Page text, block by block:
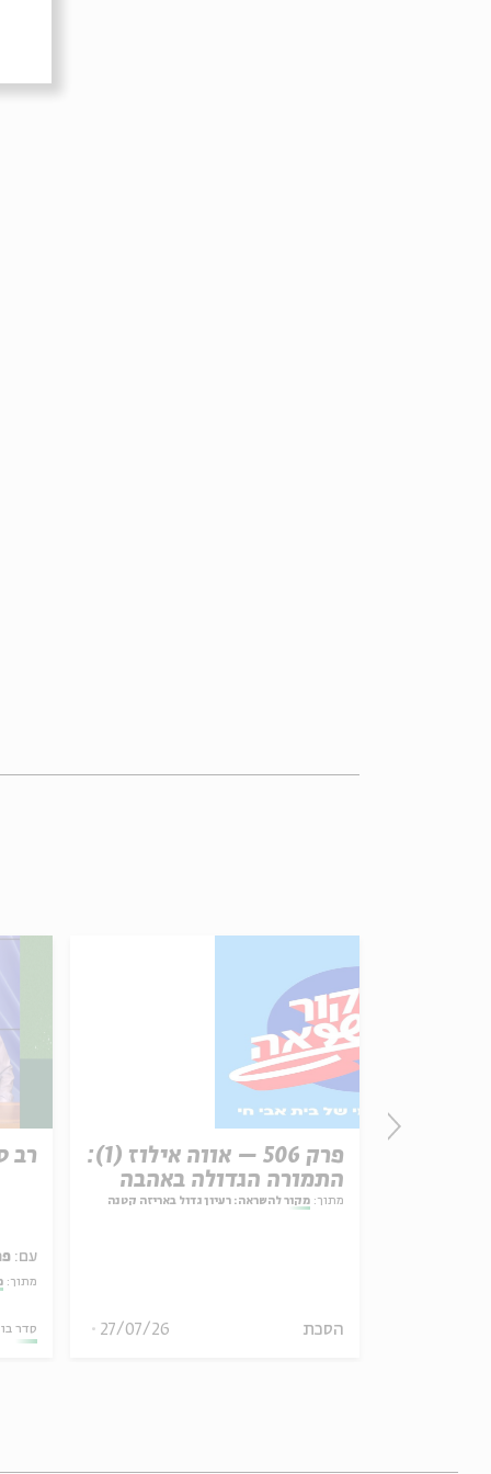
רב
עם:
מתוך:
סדר
פרק 506 – אווה אילוז (1):
התמורה הגדולה באהבה
מתוך: מקור להשראה: רעיון גדול באריזה קטנה
הסכת 27/07/26